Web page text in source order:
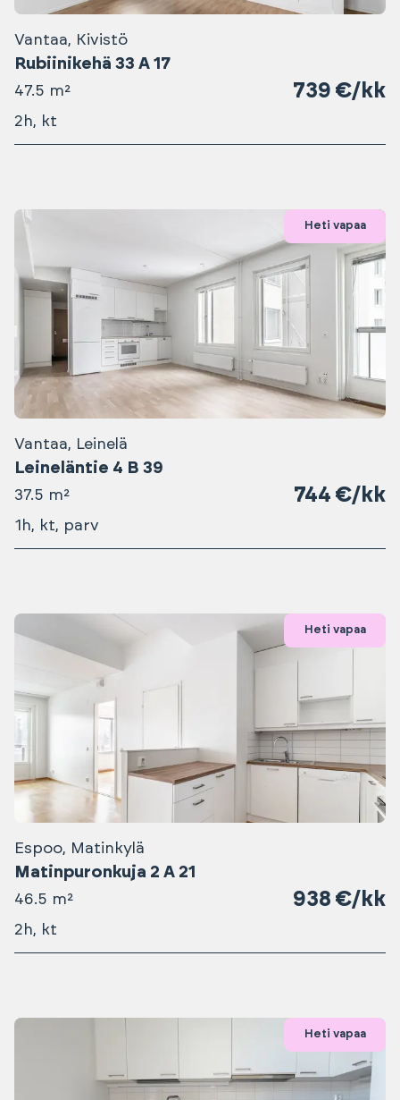
Vantaa, Kivistö
Rubiinikehä 33 A 17
47.5 m² 739 €/kk
2h, kt
Heti vapaa
Vantaa, Leinelä
Leineläntie 4 B 39
37.5 m² 744 €/kk
1h, kt, parv
Heti vapaa
Espoo, Matinkylä
Matinpuronkuja 2 A 21
46.5 m² 938 €/kk
2h, kt
Heti vapaa